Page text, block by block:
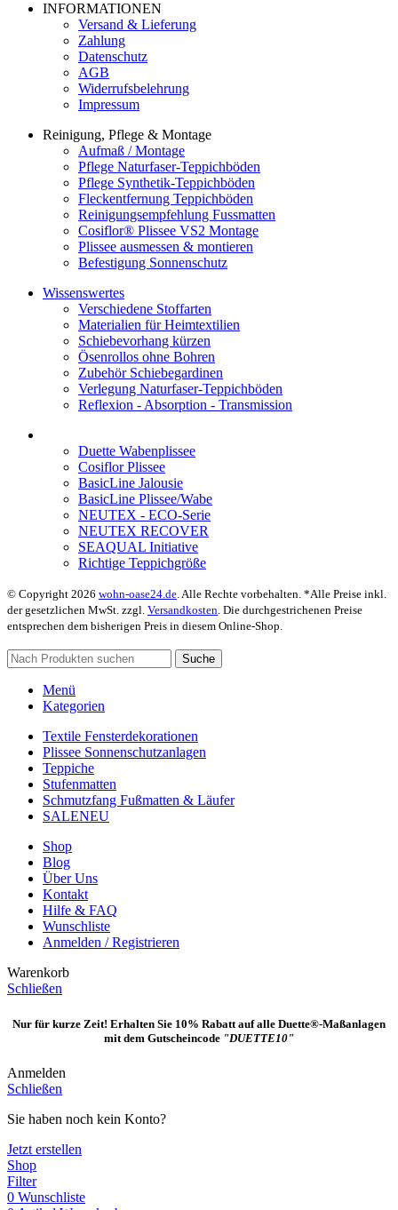
INFORMATIONEN
Versand & Lieferung
Zahlung
Datenschutz
AGB
Widerrufsbelehrung
Impressum
Reinigung, Pflege & Montage
Aufmaß / Montage
Pflege Naturfaser-Teppichböden
Pflege Synthetik-Teppichböden
Fleckentfernung Teppichböden
Reinigungsempfehlung Fussmatten
Cosiflor® Plissee VS2 Montage
Plissee ausmessen & montieren
Befestigung Sonnenschutz
Wissenswertes
Verschiedene Stoffarten
Materialien für Heimtextilien
Schiebevorhang kürzen
Ösenrollos ohne Bohren
Zubehör Schiebegardinen
Verlegung Naturfaser-Teppichböden
Reflexion - Absorption - Transmission
Duette Wabenplissee
Cosiflor Plissee
BasicLine Jalousie
BasicLine Plissee/Wabe
NEUTEX - ECO-Serie
NEUTEX RECOVER
SEAQUAL Initiative
Richtige Teppichgröße
© Copyright 2026 wohn-oase24.de. Alle Rechte vorbehalten. *Alle Preise inkl.
der gesetzlichen MwSt. zzgl. Versandkosten. Die durchgestrichenen Preise
entsprechen dem bisherigen Preis in diesem Online-Shop.
Suche
Menü
Kategorien
Textile Fensterdekorationen
Plissee Sonnenschutzanlagen
Teppiche
Stufenmatten
Schmutzfang Fußmatten & Läufer
SALENEU
Shop
Blog
Über Uns
Kontakt
Hilfe & FAQ
Wunschliste
Anmelden / Registrieren
Warenkorb
Schließen
Nur für kurze Zeit! Erhalten Sie 10% Rabatt auf alle Duette®-Maßanlagen
mit dem Gutscheincode "DUETTE10"
Anmelden
Schließen
Sie haben noch kein Konto?
Jetzt erstellen
Shop
Filter
0 Wunschliste